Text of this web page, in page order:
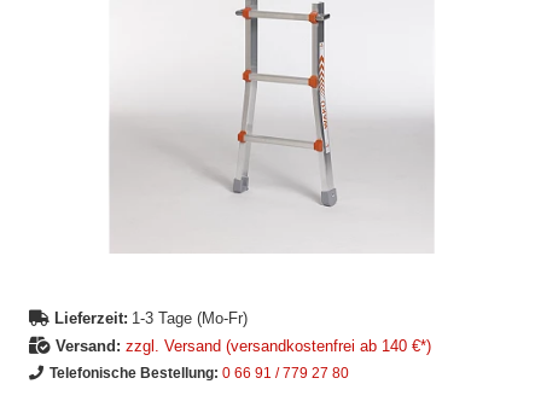
Lieferzeit: 1-3 Tage (Mo-Fr)
Versand: zzgl. Versand (versandkostenfrei ab 140 €*)
Telefonische Bestellung: 0 66 91 / 779 27 80